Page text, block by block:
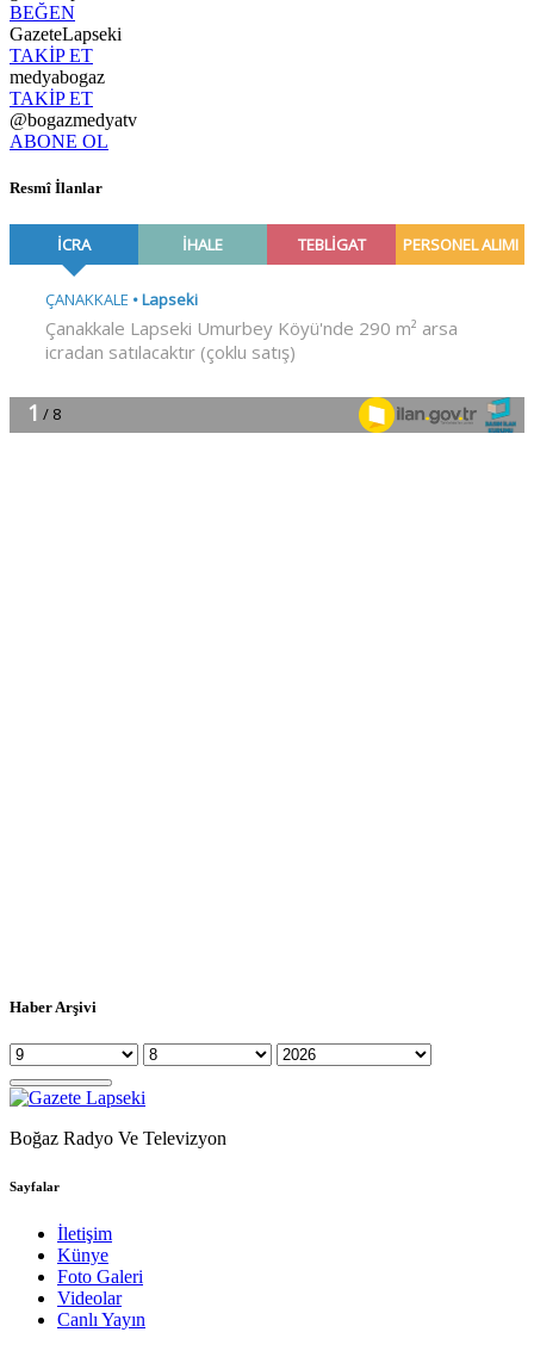
BEĞEN
GazeteLapseki
TAKİP ET
medyabogaz
TAKİP ET
@bogazmedyatv
ABONE OL
Resmî İlanlar
Haber Arşivi
Boğaz Radyo Ve Televizyon
Sayfalar
İletişim
Künye
Foto Galeri
Videolar
Canlı Yayın